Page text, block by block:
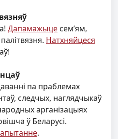
Дапамажыце сем’ям,
Натхняйцеся
па праблемах
следчых, наглядчыкаў
арганізацыях
ў Беларусі.
апытанне.